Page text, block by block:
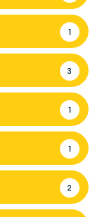
1
3
1
1
2